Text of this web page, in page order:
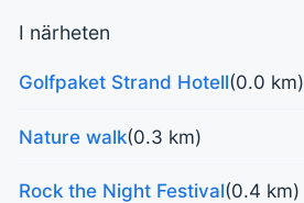
I närheten
Golfpaket Strand Hotell(0.0 km)
Nature walk(0.3 km)
Rock the Night Festival(0.4 km)